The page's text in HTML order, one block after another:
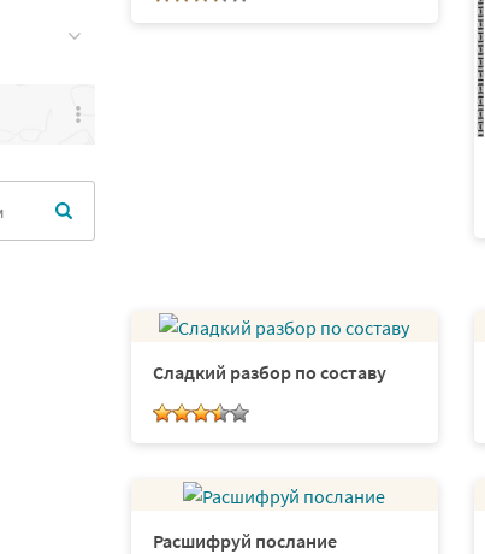
Сладкий разбор по составу
Расшифруй послание